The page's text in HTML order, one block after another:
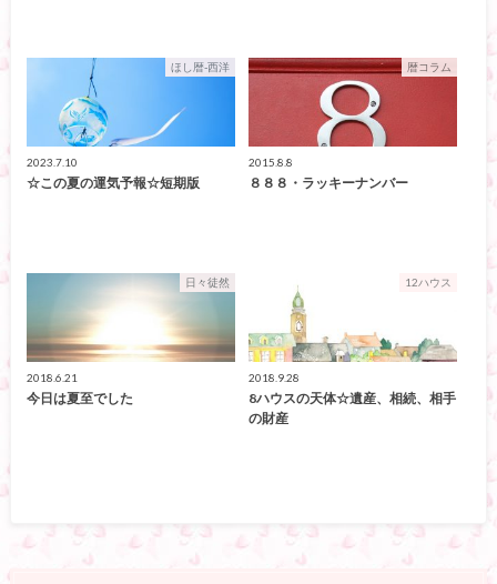
ほし暦-西洋
2023.7.10
☆この夏の運気予報☆短期版
暦コラム
2015.8.8
８８８・ラッキーナンバー
日々徒然
2018.6.21
今日は夏至でした
12ハウス
2018.9.28
8ハウスの天体☆遺産、相続、相手
の財産